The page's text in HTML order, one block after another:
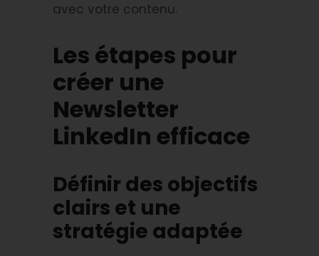
avec votre contenu.
Les étapes pour
créer une
Newsletter
LinkedIn efficace
Définir des objectifs
clairs et une
stratégie adaptée